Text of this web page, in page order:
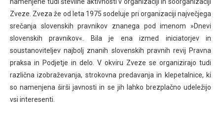
Zveze. Zveza že od leta 1975 sodeluje pri organizaciji največjega
srečanja slovenskih pravnikov znanega pod imenom »Dnevi
slovenskih pravnikov«. Bila je ena izmed iniciatorjev in
soustanoviteljev najbolj znanih slovenskih pravnih revij Pravna
praksa in Podjetje in delo. V okviru Zveze se organizirajo tudi
različna izobraževanja, strokovna predavanja in klepetalnice, ki
so namenjena širši javnosti in se jih lahko brezplačno udeležijo
vsi interesenti.